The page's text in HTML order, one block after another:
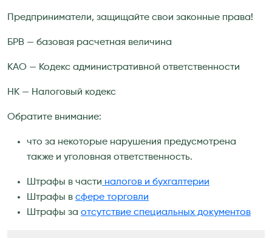
Предприниматели, защищайте свои законные права!
БРВ — базовая расчетная величина
КАО — Кодекс административной ответственности
НК — Налоговый кодекс
Обратите внимание:
что за некоторые нарушения предусмотрена
также и уголовная ответственность.
Штрафы в части налогов и бухгалтерии
Штрафы в сфере торговли
Штрафы за отсутствие специальных документов